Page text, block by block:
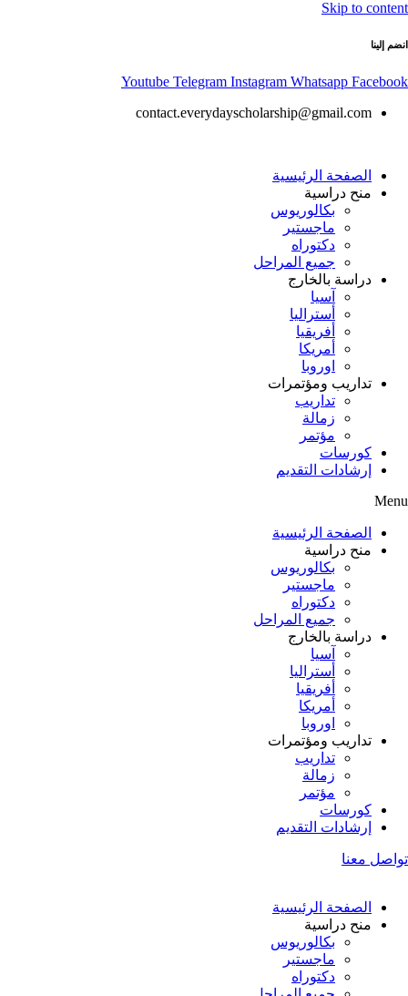
Skip to content
انضم إلينا
Youtube Telegram Instagram Whatsapp Facebook
contact.everydayscholarship@gmail.com
الصفحة الرئيسية
منح دراسية
بكالوريوس
ماجستير
دكتوراه
جميع المراحل
دراسة بالخارج
آسيا
أستراليا
أفريقيا
أمريكا
اوروبا
تداريب ومؤتمرات
تداريب
زمالة
مؤتمر
كورسات
إرشادات التقديم
Menu
الصفحة الرئيسية
منح دراسية
بكالوريوس
ماجستير
دكتوراه
جميع المراحل
دراسة بالخارج
آسيا
أستراليا
أفريقيا
أمريكا
اوروبا
تداريب ومؤتمرات
تداريب
زمالة
مؤتمر
كورسات
إرشادات التقديم
تواصل معنا
الصفحة الرئيسية
منح دراسية
بكالوريوس
ماجستير
دكتوراه